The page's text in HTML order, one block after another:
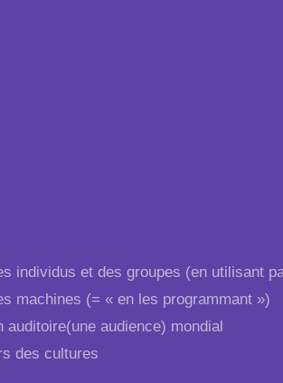
individus et des groupes (en utilisant
machines (= « en les programmant »)
audience) mondial
des cultures